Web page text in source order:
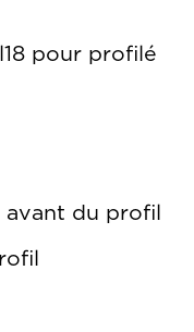
pour profilé
avant du profil